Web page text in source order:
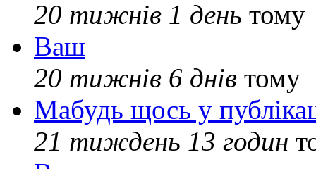
20 тижнів 1 день тому
Ваш
20 тижнів 6 днів тому
Мабудь щось у
21 тиждень 13 годин